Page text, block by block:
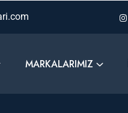
MARKALARIMIZ